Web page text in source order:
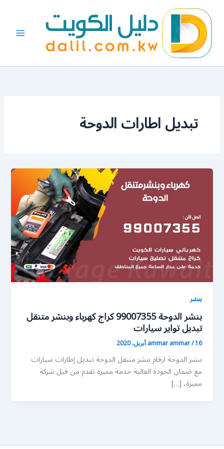
المحتوى
تبديل اطارات الدوحة
بنشر
بنشر الدوحة 99007355 كراج كهرباء وبنشر متنقل
تبديل تواير سيارات
ammar ammar/16 أبريل، 2020
بنشر الدوحة ارقام بنشر متنقل الدوحة تبديل إطارات سيارات
مع ضمان الجودة العالية خدمة مميزة تقدم من قبل شركة
مميزة، […]